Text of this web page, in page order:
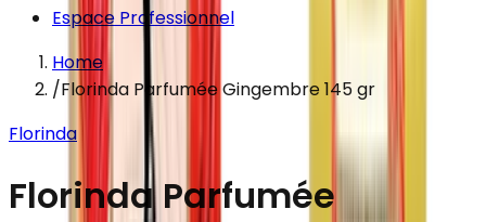
Espace Professionnel
Home
/Florinda Parfumée Gingembre 145 gr
Florinda
Florinda Parfumée